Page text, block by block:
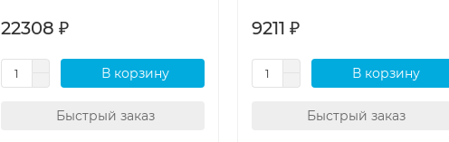
22308 ₽
В корзину
Быстрый заказ
9211 ₽
В корзину
Быстрый заказ